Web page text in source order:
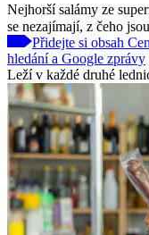
Nejhorší salámy ze
se nezajímají, z čeho jsou
Přidejte si obsah
hledání a Google zprávy
Leží v každé druhé